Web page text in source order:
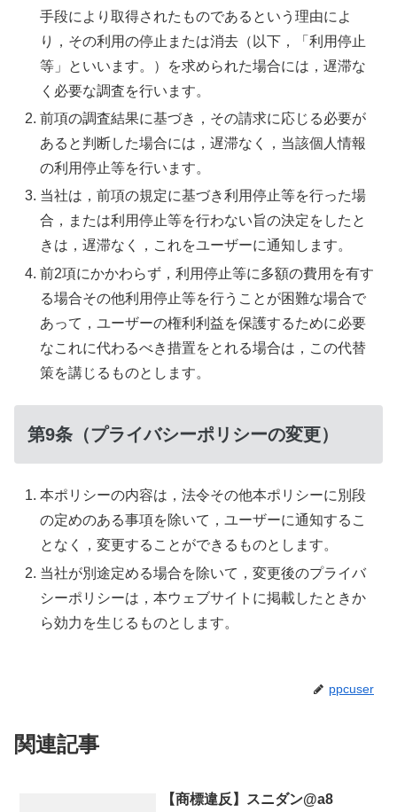
手段により取得されたものであるという理由によ
り，その利用の停止または消去（以下，「利用停止
等」といいます。）を求められた場合には，遅滞な
く必要な調査を行います。
前項の調査結果に基づき，その請求に応じる必要が
あると判断した場合には，遅滞なく，当該個人情報
の利用停止等を行います。
当社は，前項の規定に基づき利用停止等を行った場
合，または利用停止等を行わない旨の決定をしたと
きは，遅滞なく，これをユーザーに通知します。
前2項にかかわらず，利用停止等に多額の費用を有す
る場合その他利用停止等を行うことが困難な場合で
あって，ユーザーの権利利益を保護するために必要
なこれに代わるべき措置をとれる場合は，この代替
策を講じるものとします。
第9条（プライバシーポリシーの変更）
本ポリシーの内容は，法令その他本ポリシーに別段
の定めのある事項を除いて，ユーザーに通知するこ
となく，変更することができるものとします。
当社が別途定める場合を除いて，変更後のプライバ
シーポリシーは，本ウェブサイトに掲載したときか
ら効力を生じるものとします。
ppcuser
関連記事
【商標違反】スニダン@a8